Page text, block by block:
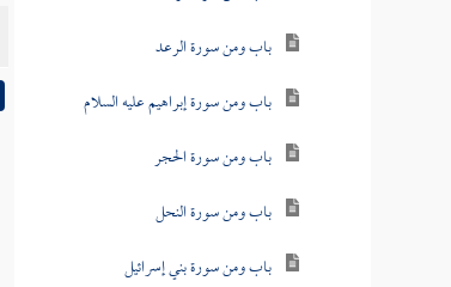
باب ومن سورة الرعد
باب ومن سورة إبراهيم عليه السلام
باب ومن سورة الحجر
باب ومن سورة النحل
باب ومن سورة بني إسرائيل